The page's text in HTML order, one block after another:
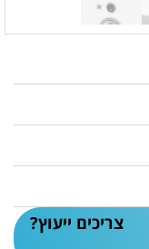
צריכים ייעוץ?